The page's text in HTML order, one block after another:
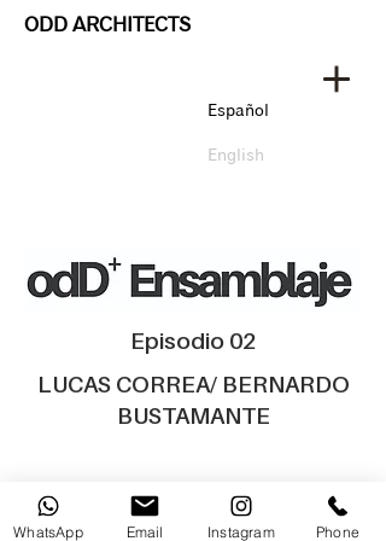
ODD ARCHITECTS
Español
English
Episodio 02
LUCAS CORREA/ BERNARDO
BUSTAMANTE
WhatsApp Email Instagram Phone